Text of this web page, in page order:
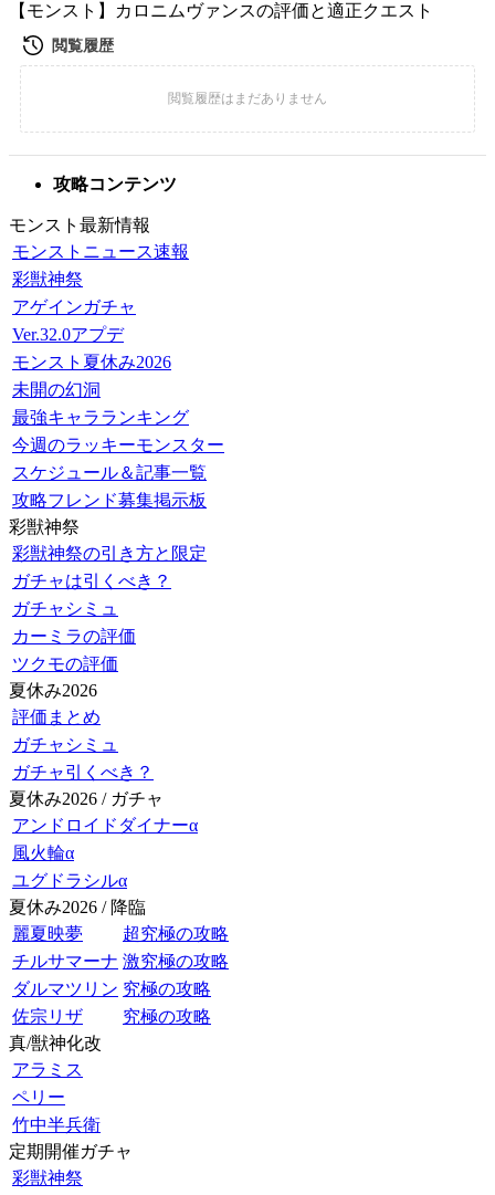
【モンスト】カロニムヴァンスの評価と適正クエスト
攻略コンテンツ
モンスト最新情報
モンストニュース速報
彩獣神祭
アゲインガチャ
Ver.32.0アプデ
モンスト夏休み2026
未開の幻洞
最強キャラランキング
今週のラッキーモンスター
スケジュール＆記事一覧
攻略フレンド募集掲示板
彩獣神祭
彩獣神祭の引き方と限定
ガチャは引くべき？
ガチャシミュ
カーミラの評価
ツクモの評価
夏休み2026
評価まとめ
ガチャシミュ
ガチャ引くべき？
夏休み2026 / ガチャ
アンドロイドダイナーα
風火輪α
ユグドラシルα
夏休み2026 / 降臨
麗夏映夢
超究極の攻略
チルサマーナ 激究極の攻略
ダルマツリン 究極の攻略
佐宗リザ
究極の攻略
真/獣神化改
アラミス
ペリー
竹中半兵衛
定期開催ガチャ
彩獣神祭